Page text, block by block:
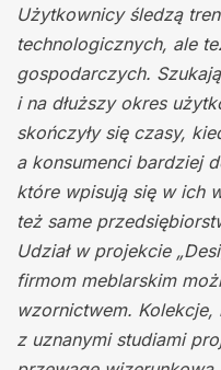
Użytkownicy śledzą
technologicznych, ale
gospodarczych.
i na dłuższy okres
skończyły się czasy,
a konsumenci bardziej
które wpisują się w ich
też same
Udział w projekcie
firmom meblarskim
wzornictwem. Kolekcje,
z uznanymi studiami